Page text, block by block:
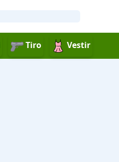
Tiro Vestir